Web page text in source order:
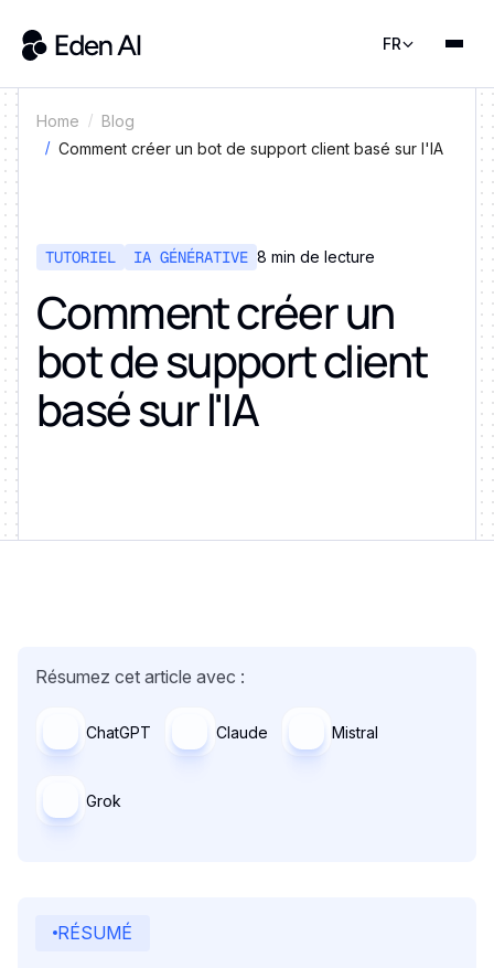
FR
Home
Blog
Comment créer un bot de support client basé sur l'IA
TUTORIEL IA GÉNÉRATIVE 8 min de lecture
Comment créer un
bot de support client
basé sur l'IA
Résumez cet article avec :
ChatGPT Claude Mistral
Grok
RÉSUMÉ